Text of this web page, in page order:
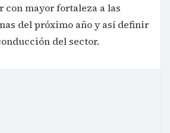
con mayor fortaleza a las
del próximo año y así definir
del sector.